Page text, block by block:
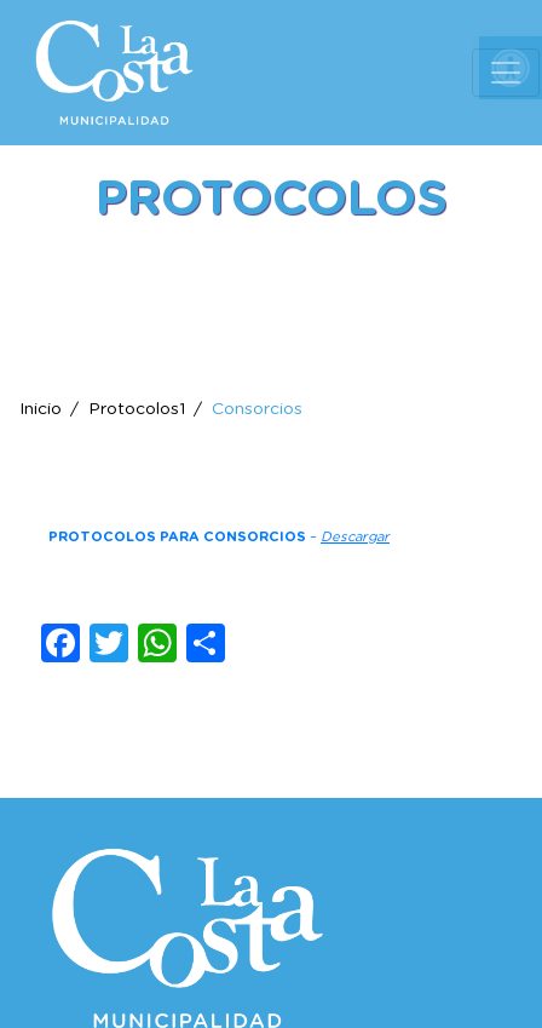
PROTOCOLOS
Inicio Protocolos1 Consorcios
PROTOCOLOS PARA CONSORCIOS – Descargar
Facebook
TwitterWhatsApp